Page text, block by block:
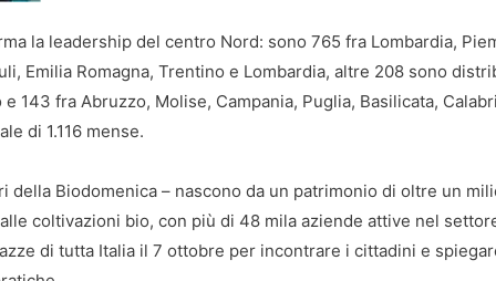
la leadership del centro Nord: sono 765 fra Lombardia,
Emilia Romagna, Trentino e Lombardia, altre 208 sono
143 fra Abruzzo, Molise, Campania, Puglia, Basilicata,
di 1.116 mense.
della Biodomenica – nascono da un patrimonio di oltre un
coltivazioni bio, con più di 48 mila aziende attive nel
di tutta Italia il 7 ottobre per incontrare i cittadini e